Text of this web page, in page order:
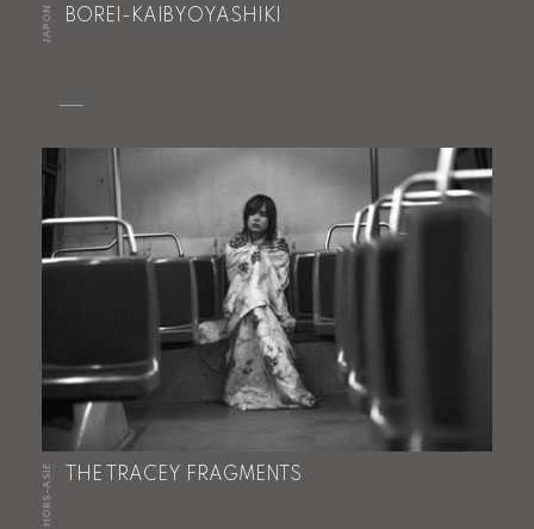
JAPON BOREI-KAIBYOYASHIKI
HORS-ASIE THE TRACEY FRAGMENTS